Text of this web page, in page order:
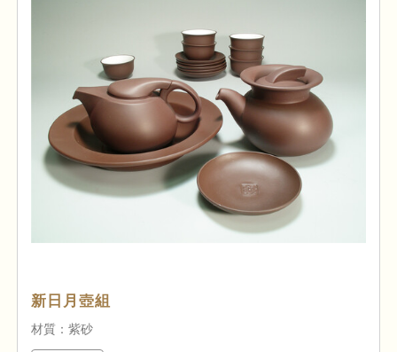
新日月壺組
材質：紫砂